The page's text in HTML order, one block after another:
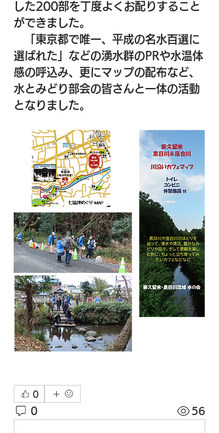
した200部を丁度よくお配りすること
ができました。
「東京都で唯一、平成の名水百選に
選ばれた」などの湧水群のPRや水温体
感の呼込み、更にマップの配布など、
水とみどり部会の皆さんと一体の活動
となりました。
0
0 56